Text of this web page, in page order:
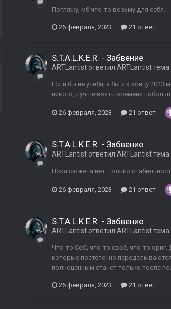
Погляжу, мб что-то возьму для себя.
26 февраля, 2023 21 ответ
S.T.A.L.K.E.R. - Забвение
ARTLantist ответил ARTLantistтема
Если бы не учёба, я бы и к концу
никого, лучше взять времени
26 февраля, 2023 21 ответ
S.T.A.L.K.E.R. - Забвение
ARTLantist ответил ARTLantistтема
Пока сюжета нет. Только
26 февраля, 2023 21 ответ
S.T.A.L.K.E.R. - Забвение
ARTLantist ответил ARTLantistтема
Что-то CoC, что-то своё, что-то
которые постепенно
полноценным станет только после
26 февраля, 2023 21 ответ